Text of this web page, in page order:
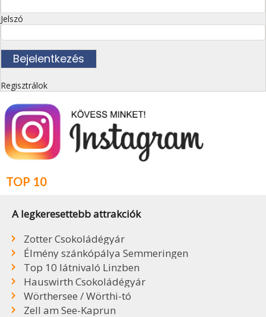
Jelszó
Regisztrálok
TOP 10
A legkeresettebb attrakciók
Zotter Csokoládégyár
Élmény szánkópálya Semmeringen
Top 10 látnivaló Linzben
Hauswirth Csokoládégyár
Wörthersee / Wörthi-tó
Zell am See-Kaprun